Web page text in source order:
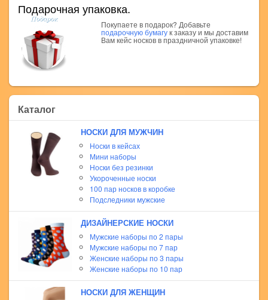
Подарочная упаковка.
Покупаете в подарок? Добавьте
подарочную бумагук заказу и мы доставим
Вам кейс носков в праздничной упаковке!
Каталог
НОСКИ ДЛЯ МУЖЧИН
Носки в кейсах
Мини наборы
Носки без резинки
Укороченные носки
100 пар носков в коробке
Подследники мужские
ДИЗАЙНЕРСКИЕ НОСКИ
Мужские наборы по 2 пары
Мужские наборы по 7 пар
Женские наборы по 3 пары
Женские наборы по 10 пар
НОСКИ ДЛЯ ЖЕНЩИН